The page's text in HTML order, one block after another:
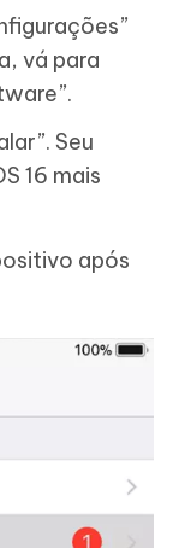
vá para
Seu
16 mais
após